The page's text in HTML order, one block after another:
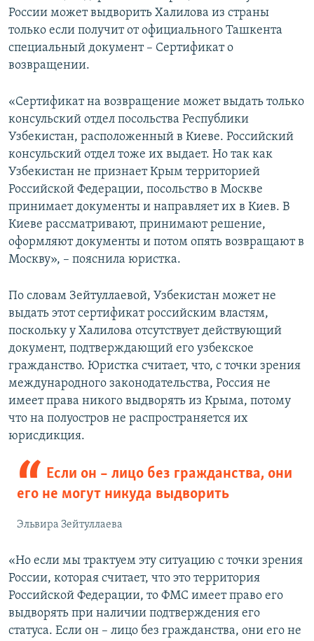
России может выдворить Халилова из страны
только если получит от официального Ташкента
специальный документ – Сертификат о
возвращении.
«Сертификат на возвращение может выдать только
консульский отдел посольства Республики
Узбекистан, расположенный в Киеве. Российский
консульский отдел тоже их выдает. Но так как
Узбекистан не признает Крым территорией
Российской Федерации, посольство в Москве
принимает документы и направляет их в Киев. В
Киеве рассматривают, принимают решение,
оформляют документы и потом опять возвращают в
Москву», – пояснила юристка.
По словам Зейтуллаевой, Узбекистан может не
выдать этот сертификат российским властям,
поскольку у Халилова отсутствует действующий
документ, подтверждающий его узбекское
гражданство. Юристка считает, что, с точки зрения
международного законодательства, Россия не
имеет права никого выдворять из Крыма, потому
что на полуостров не распространяется их
юрисдикция.
Если он – лицо без гражданства, они
его не могут никуда выдворить
Эльвира Зейтуллаева
«Но если мы трактуем эту ситуацию с точки зрения
России, которая считает, что это территория
Российской Федерации, то ФМС имеет право его
выдворять при наличии подтверждения его
статуса. Если он – лицо без гражданства, они его не